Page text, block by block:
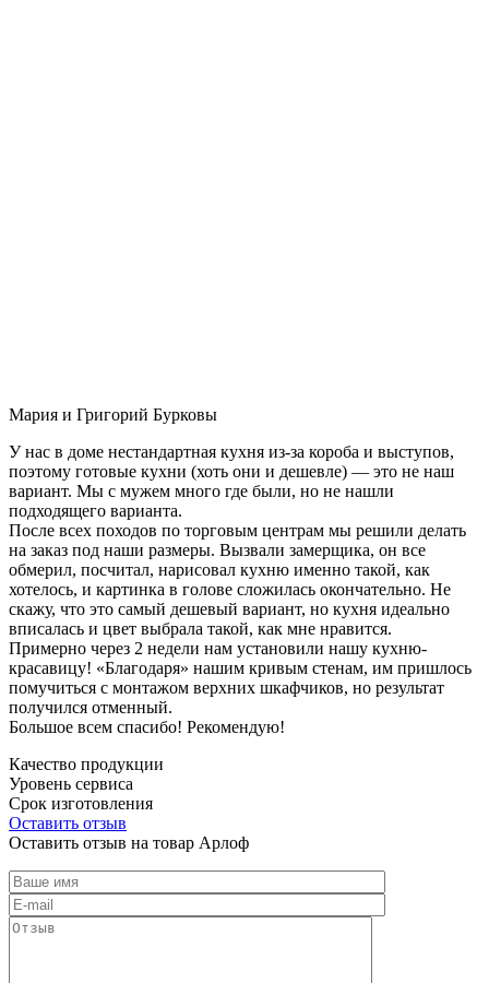
Мария и Григорий Бурковы
У нас в доме нестандартная кухня из-за короба и выступов,
поэтому готовые кухни (хоть они и дешевле) — это не наш
вариант. Мы с мужем много где были, но не нашли
подходящего варианта.
После всех походов по торговым центрам мы решили делать
на заказ под наши размеры. Вызвали замерщика, он все
обмерил, посчитал, нарисовал кухню именно такой, как
хотелось, и картинка в голове сложилась окончательно. Не
скажу, что это самый дешевый вариант, но кухня идеально
вписалась и цвет выбрала такой, как мне нравится.
Примерно через 2 недели нам установили нашу кухню-
красавицу! «Благодаря» нашим кривым стенам, им пришлось
помучиться с монтажом верхних шкафчиков, но результат
получился отменный.
Большое всем спасибо! Рекомендую!
Качество продукции
Уровень сервиса
Срок изготовления
Оставить отзыв
Оставить отзыв на товар Арлоф